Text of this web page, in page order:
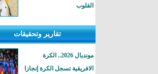
القلوب
تقارير وتحقيقات
مونديال 2026.. الكرة
الافريقية تسجل الكرة إنجازا